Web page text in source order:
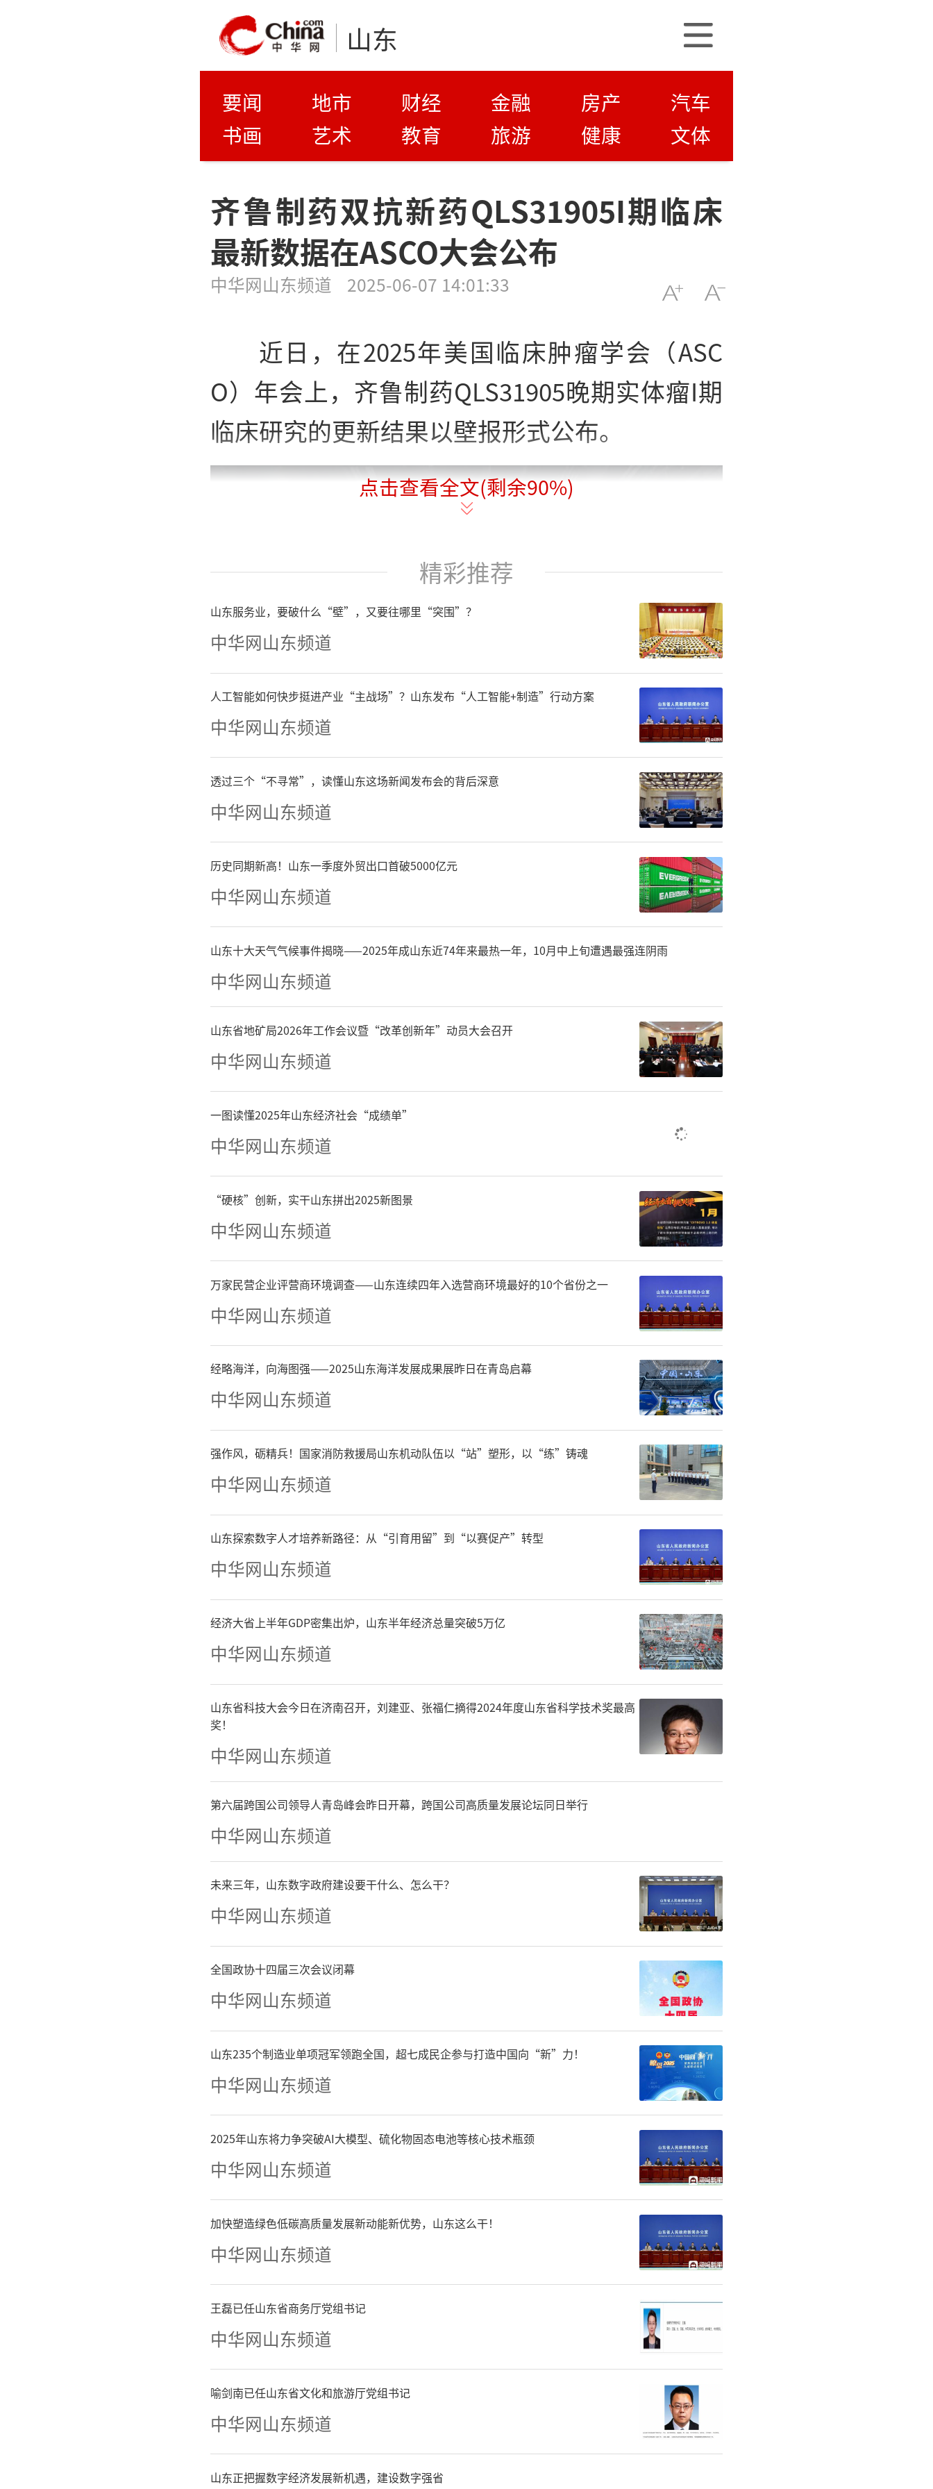
山东
要闻 地市 财经 金融 房产
汽车
书画
艺术 教育 旅游 健康 文体
齐鲁制药双抗新药QLS31905I期临床
最新数据在ASCO大会公布
中华网山东频道 2025-06-07 14:01:33
近日，在2025年美国临床肿瘤学会（ASC
O）年会上，齐鲁制药QLS31905晚期实体瘤I期
临床研究的更新结果以壁报形式公布。
QLS31905是齐鲁制药自主研发的靶向Clau
din18.2/CD3的双特异性T细胞衔接器，能够与
肿瘤细胞表面的Claudin18.2和T细胞表面的CD3
结合，通过募集和激活肿瘤细胞附近的T细胞，
对肿瘤细胞进行持续地杀伤裂解。QLS31905的I
期临床研究探索了该药物在晚期实体瘤患者中安
全性、耐受性，以及初步的抗肿瘤活性，主要研
究者为北京大学肿瘤医院沈琳教授。
本研究分为剂量递增和剂量拓展两个阶段。
剂量递增阶段采用加速滴定和i3+3的研究设计，
主要终点是剂量限制毒性（DLT）和最大耐受剂
量（MTD）。剂量拓展阶段的主要终点是客观缓
解率（ORR），次要终点是疾病控制率（DC
R）、无进展生存期（PFS）、总体生存期（O
S）。该研究的初步结果曾于2023年12月召开的
欧洲肿瘤内科学会免疫肿瘤学大会中以壁报形式
展示。
本次公布的更新数据截止日期为2024年7
月，共计纳入79例既往治疗失败的受试者，包括
43例胃癌和26例胰腺癌患者。超过半数的受试
者（61.8%）既往接受过不少于二线抗肿瘤治
疗。安全性方面，0.5ug/kg~1200ug/kg qw或q
2w给药范围内未发生DLT，未达到MTD。在发
点击查看全文(剩余90%)
精彩推荐
山东服务业，要破什么“壁”，又要往哪里“突围”？
中华网山东频道
人工智能如何快步挺进产业“主战场”？山东发布“人工智能+制造”行动方案
中华网山东频道
透过三个“不寻常”，读懂山东这场新闻发布会的背后深意
中华网山东频道
历史同期新高！山东一季度外贸出口首破5000亿元
中华网山东频道
山东十大天气气候事件揭晓——2025年成山东近74年来最热一年，10月中上旬遭遇最强连阴雨
中华网山东频道
山东省地矿局2026年工作会议暨“改革创新年”动员大会召开
中华网山东频道
一图读懂2025年山东经济社会“成绩单”
中华网山东频道
“硬核”创新，实干山东拼出2025新图景
中华网山东频道
万家民营企业评营商环境调查——山东连续四年入选营商环境最好的10个省份之一
中华网山东频道
经略海洋，向海图强——2025山东海洋发展成果展昨日在青岛启幕
中华网山东频道
强作风，砺精兵！国家消防救援局山东机动队伍以“站”塑形，以“练”铸魂
中华网山东频道
山东探索数字人才培养新路径：从“引育用留”到“以赛促产”转型
中华网山东频道
经济大省上半年GDP密集出炉，山东半年经济总量突破5万亿
中华网山东频道
山东省科技大会今日在济南召开，刘建亚、张福仁摘得2024年度山东省科学技术奖最高
奖！
中华网山东频道
第六届跨国公司领导人青岛峰会昨日开幕，跨国公司高质量发展论坛同日举行
中华网山东频道
未来三年，山东数字政府建设要干什么、怎么干？
中华网山东频道
全国政协十四届三次会议闭幕
中华网山东频道
山东235个制造业单项冠军领跑全国，超七成民企参与打造中国向“新”力！
中华网山东频道
2025年山东将力争突破AI大模型、硫化物固态电池等核心技术瓶颈
中华网山东频道
加快塑造绿色低碳高质量发展新动能新优势，山东这么干！
中华网山东频道
王磊已任山东省商务厅党组书记
中华网山东频道
喻剑南已任山东省文化和旅游厅党组书记
中华网山东频道
山东正把握数字经济发展新机遇，建设数字强省